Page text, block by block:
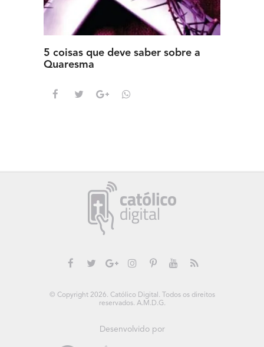
5 coisas que deve saber sobre a
Quaresma
© Copyright 2026. Católico Digital. Todos os direitos
reservados. A.M.D.G.
Desenvolvido por